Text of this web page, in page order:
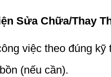
Sửa Chữa/Thay
việc theo đúng kỹ
(nếu cần).